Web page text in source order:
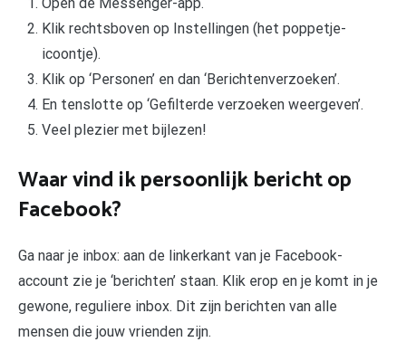
Klik rechtsboven op Instellingen (het poppetje-
icoontje).
Klik op ‘Personen’ en dan ‘Berichtenverzoeken’.
En tenslotte op ‘Gefilterde verzoeken weergeven’.
Veel plezier met bijlezen!
Waar vind ik persoonlijk bericht op
Facebook?
Ga naar je inbox: aan de linkerkant van je Facebook-
account zie je ‘berichten’ staan. Klik erop en je komt in je
gewone, reguliere inbox. Dit zijn berichten van alle
mensen die jouw vrienden zijn.